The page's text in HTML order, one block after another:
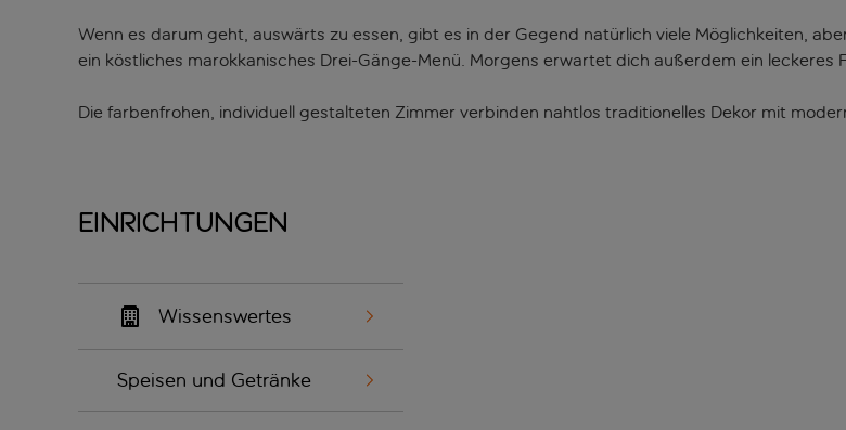
Wenn es darum geht, auswärts zu essen, gibt es in der Gegend natürlich viele Möglichkeiten,
ein köstliches marokkanisches Drei-Gänge-Menü. Morgens erwartet dich außerdem ein leckeres
Die farbenfrohen, individuell gestalteten Zimmer verbinden nahtlos traditionelles Dekor mit
Einrichtungen
Wissenswertes
Speisen und Getränke